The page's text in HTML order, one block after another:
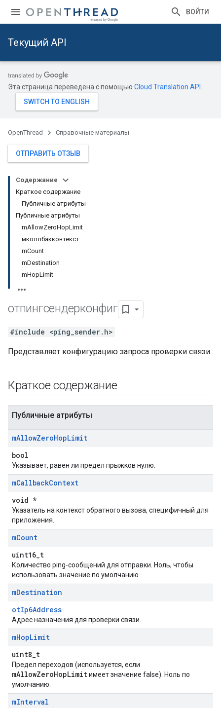
ВОЙТИ
Текущий API
Эта страница переведена с помощью Cloud Translation API
OpenThread Справочные материалы
ОТПРАВИТЬ ОТЗЫВ
Содержание
Краткое содержание
Публичные атрибуты
Публичные атрибуты
mAllowZeroHopLimit
мколлбакконтекст
mCount
mDestination
mHopLimit
отпингсендерконфиг
#include <ping_sender.h>
Представляет конфигурацию запроса проверки связи.
Краткое содержание
Публичные атрибуты
mAllowZeroHopLimit
bool
Указывает, равен ли предел прыжков нулю.
mCallbackContext
void *
Указатель на контекст обратного вызова, специфичный для
приложения.
mCount
uint16_t
Количество ping-сообщений для отправки. Ноль, чтобы
использовать значение по умолчанию.
mDestination
otIp6Address
Адрес назначения для проверки связи.
mHopLimit
uint8_t
Предел переходов (используется, если
mAllowZeroHopLimitимеет значение false). Ноль по
умолчанию.
mInterval